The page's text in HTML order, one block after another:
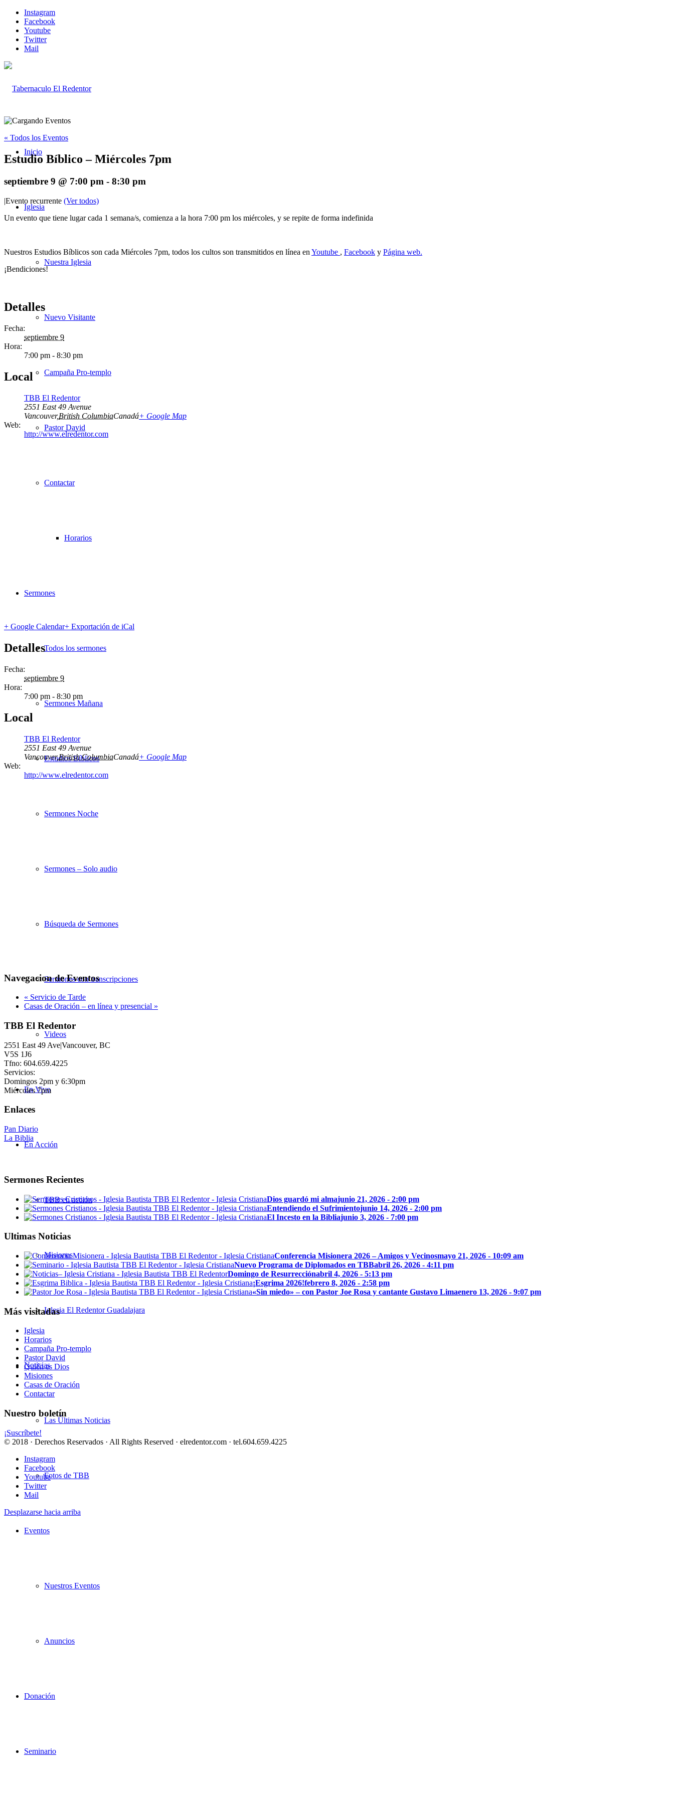
Instagram
Facebook
Youtube
Twitter
Mail
Inicio
Iglesia
Nuestra Iglesia
Nuevo Visitante
Campaña Pro-templo
Pastor David
Contactar
Horarios
Sermones
Todos los sermones
Sermones Mañana
Estudios Bíblicos
Sermones Noche
Sermones – Solo audio
Búsqueda de Sermones
Sermones con transcripciones
Videos
En Vivo
En Acción
TBB en acción
Misiones
Iglesia El Redentor Guadalajara
Noticias
Las Últimas Noticias
Fotos de TBB
Eventos
Nuestros Eventos
Anuncios
Donación
Seminario
« Todos los Eventos
Estudio Bíblico – Miércoles 7pm
septiembre 9 @ 7:00 pm - 8:30 pm
|Evento recurrente (Ver todos)
Un evento que tiene lugar cada 1 semana/s, comienza a la hora 7:00 pm los miércoles, y se repite de forma indefinida
Nuestros Estudios Bíblicos son cada Miércoles 7pm, todos los cultos son transmitidos en línea en Youtube , Facebook y Página web.
¡Bendiciones!
Detalles
Fecha:
septiembre 9
Hora:
7:00 pm - 8:30 pm
Local
TBB El Redentor
2551 East 49 Avenue
Vancouver,British ColumbiaCanadá+ Google Map
Web:
http://www.elredentor.com
+ Google Calendar+ Exportación de iCal
Detalles
Fecha:
septiembre 9
Hora:
7:00 pm - 8:30 pm
Local
TBB El Redentor
2551 East 49 Avenue
Vancouver,British ColumbiaCanadá+ Google Map
Web:
http://www.elredentor.com
Navegacion de Eventos
« Servicio de Tarde
Casas de Oración – en línea y presencial »
TBB El Redentor
2551 East 49 Ave|Vancouver, BC
V5S 1J6
Tfno: 604.659.4225
Servicios:
Domingos 2pm y 6:30pm
Miércoles 7pm
Enlaces
Pan Diario
La Biblia
Sermones Recientes
Dios guardó mi almajunio 21, 2026 - 2:00 pm
Entendiendo el Sufrimientojunio 14, 2026 - 2:00 pm
El Incesto en la Bibliajunio 3, 2026 - 7:00 pm
Ultimas Noticias
Conferencia Misionera 2026 – Amigos y Vecinosmayo 21, 2026 - 10:09 am
Nuevo Programa de Diplomados en TBBabril 26, 2026 - 4:11 pm
Domingo de Resurrecciónabril 4, 2026 - 5:13 pm
¡Esgrima 2026!febrero 8, 2026 - 2:58 pm
«Sin miedo» – con Pastor Joe Rosa y cantante Gustavo Limaenero 13, 2026 - 9:07 pm
Más visitadas
Iglesia
Horarios
Campaña Pro-templo
Pastor David
Quién es Dios
Misiones
Casas de Oración
Contactar
Nuestro boletín
¡Suscríbete!
© 2018 · Derechos Reservados · All Rights Reserved · elredentor.com · tel.604.659.4225
Instagram
Facebook
Youtube
Twitter
Mail
Desplazarse hacia arriba